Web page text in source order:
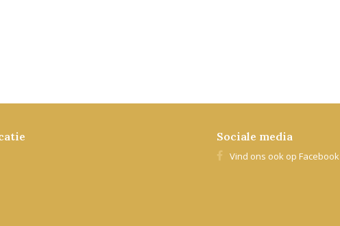
Sociale media
Vind ons ook op Facebook